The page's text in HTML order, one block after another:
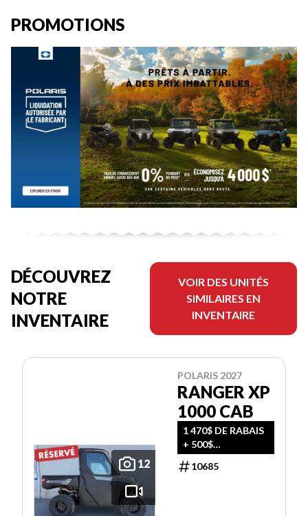
PROMOTIONS
DÉCOUVREZ
NOTRE
INVENTAIRE
VOIR DES UNITÉS
SIMILAIRES EN
INVENTAIRE
12
POLARIS 2027
RANGER XP
1000 CAB
1 470$ DE RABAIS
+ 500$
D'ACCESSOIRES
GRATUITS!
10685